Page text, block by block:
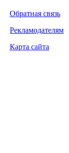
Обратная связь
Рекламодателям
Карта сайта